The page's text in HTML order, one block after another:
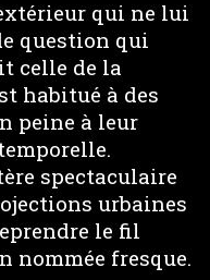
qui ne lui
question qui
celle de la
habitué à des
peine à leur
spectaculaire
urbaines
le fil
nommée fresque.